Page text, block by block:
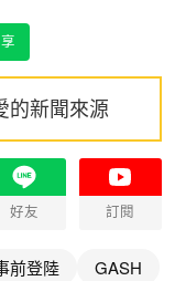
的新聞來源
好友 訂閱
前登陸 GASH